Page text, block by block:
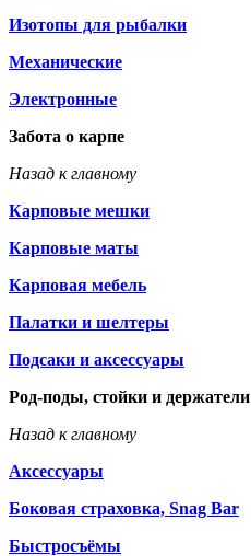
Изотопы для рыбалки
Механические
Электронные
Забота о карпе
Назад к главному
Карповые мешки
Карповые маты
Карповая мебель
Палатки и шелтеры
Подсаки и аксессуары
Род-поды, стойки и держатели
Назад к главному
Аксессуары
Боковая страховка, Snag Bar
Быстросъёмы